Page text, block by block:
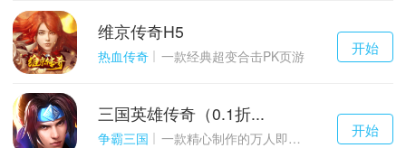
千百度h5
游戏
开始
维京传奇H5
热血传奇 一款经典超变合击PK页游
千百度h5
游戏
开始
三国英雄传奇（0.1折...
争霸三国 一款精心制作的万人即时战斗SLG三国手游